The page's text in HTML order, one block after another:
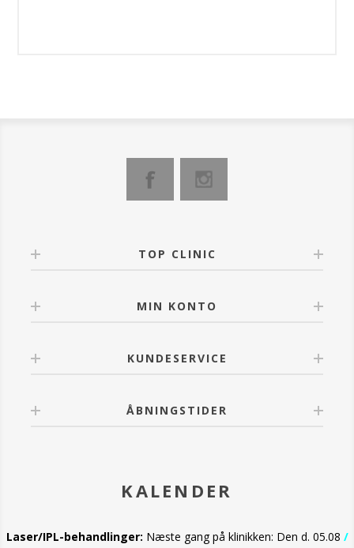
TOP CLINIC
MIN KONTO
KUNDESERVICE
ÅBNINGSTIDER
KALENDER
Laser/IPL-behandlinger: Næste gang på klinikken: Den d. 05.08 /